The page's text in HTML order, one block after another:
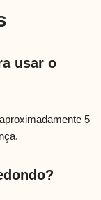
usar o
5